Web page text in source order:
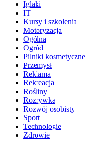
Iglaki
IT
Kursy i szkolenia
Motoryzacja
Ogólna
Ogród
Pilniki kosmetyczne
Przemysł
Reklama
Rekreacja
Rośliny
Rozrywka
Rozwój osobisty
Sport
Technologie
Zdrowie